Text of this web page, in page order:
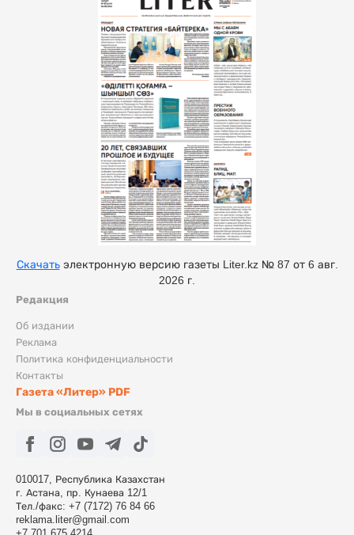
Редакция
Об издании
Реклама
Политика конфиденциальности
Контакты
Газета «Литер» PDF
Мы в социальных сетях
010017, Республика Казахстан
г. Астана, пр. Кунаева 12/1
Тел./факс: +7 (7172) 76 84 66
reklama.liter@gmail.com
Скачатьэлектронную версию газеты Liter.kz № 87 от 6 авг.
2026 г.